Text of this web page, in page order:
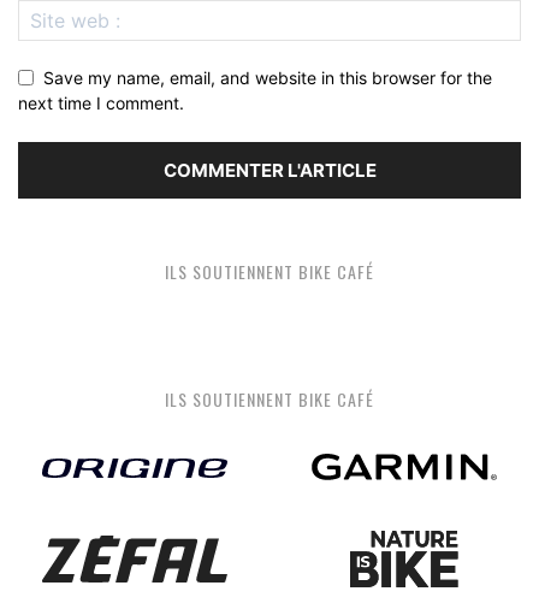
Save my name, email, and website in this browser for the
next time I comment.